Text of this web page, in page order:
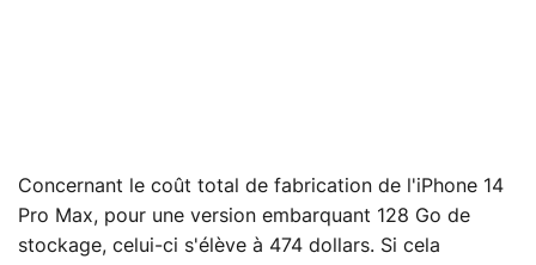
Concernant le coût total de fabrication de l'iPhone 14
Pro Max, pour une version embarquant 128 Go de
stockage, celui-ci s'élève à 474 dollars. Si cela